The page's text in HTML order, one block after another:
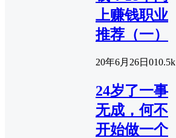
上赚钱职业
推荐（一）
20年6月26日 010.5k
24岁了一事
无成，何不
开始做一个